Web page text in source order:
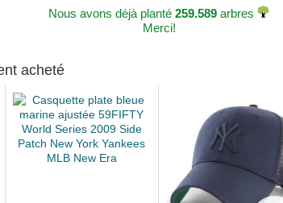
Nous avons déjà planté 259.589 arbres
Merci!
acheté